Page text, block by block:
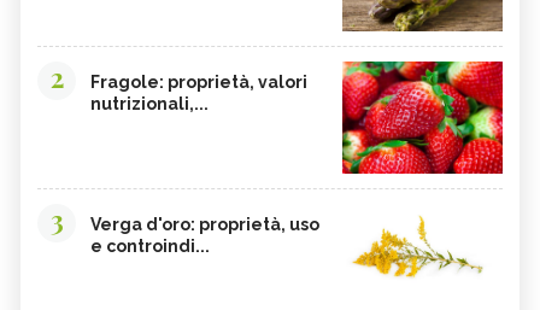
2
Fragole: proprietà, valori
nutrizionali,...
3
Verga d'oro: proprietà, uso
e controindi...